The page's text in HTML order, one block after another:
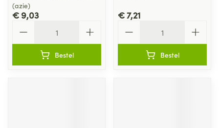
(azie)
€ 9,03
Bestel
€ 7,21
Bestel